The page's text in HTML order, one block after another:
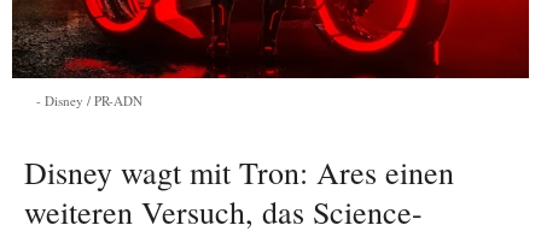
Disney / PR-ADN
Disney wagt mit Tron: Ares einen
weiteren Versuch, das Science-